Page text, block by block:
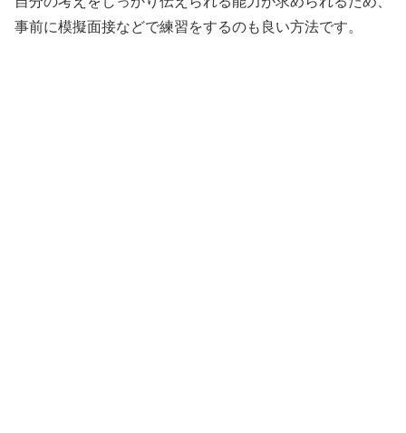
事前に模擬面接などで練習をするのも良い方法です。